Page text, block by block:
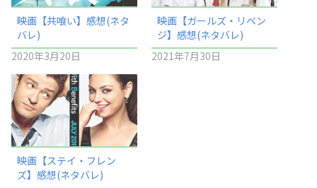
映画【共喰い】感想(ネタ
バレ)
2020年3月20日
映画【ガールズ・リベン
ジ】感想(ネタバレ)
2021年7月30日
映画【ステイ・フレン
ズ】感想(ネタバレ)